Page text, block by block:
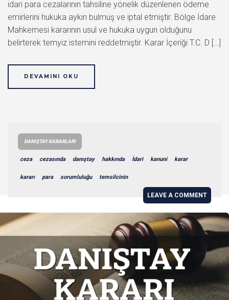
idari para cezalarının tahsiline yönelik düzenlenen ödeme
emirlerini hukuka aykırı bulmuş ve iptal etmiştir. Bölge İdare
Mahkemesi kararının usul ve hukuka uygun olduğunu
belirterek temyiz istemini reddetmiştir. Karar İçeriği T.C. D […]
DEVAMINI OKU
DANIŞTAY KARARLARI
ceza cezasında danıştay hakkında İdari kanuni karar
kararı para sorumluluğu temsilcinin
LEAVE A COMMENT